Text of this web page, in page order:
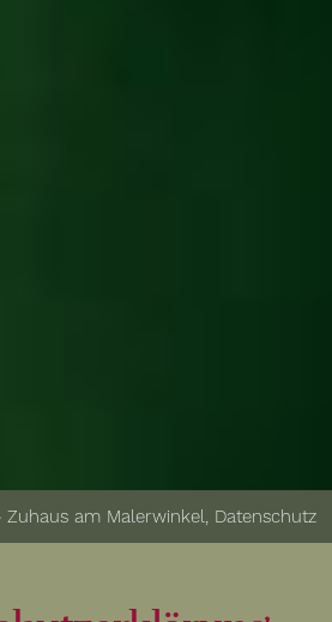
Zuhaus am Malerwinkel, Datenschutz